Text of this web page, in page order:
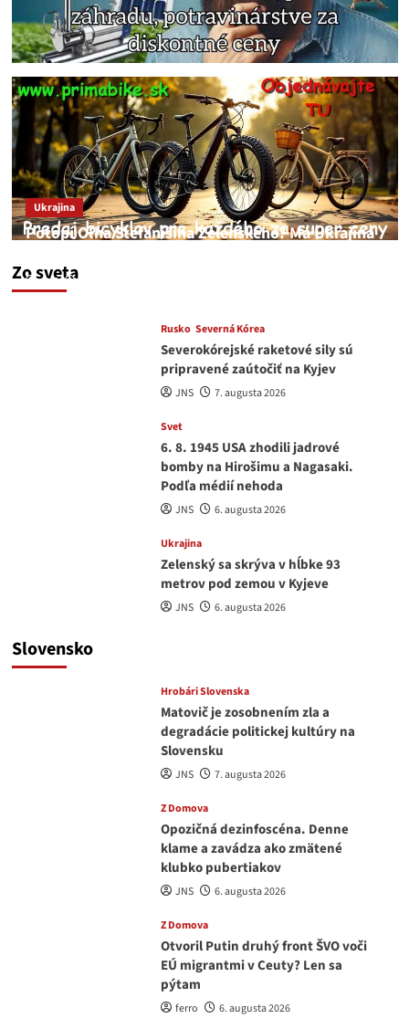
Zo sveta
Ukrajina
Potopí Oľha Stefanišina Zelenského? Má Ukrajina
JNS
Rusko Severná Kórea
Severokórejské raketové sily sú
pripravené zaútočiť na Kyjev
JNS 7. augusta 2026
Svet
6. 8. 1945 USA zhodili jadrové
bomby na Hirošimu a Nagasaki.
Podľa médií nehoda
JNS 6. augusta 2026
Ukrajina
Zelenský sa skrýva v hĺbke 93
metrov pod zemou v Kyjeve
JNS 6. augusta 2026
Slovensko
Hrobári Slovenska
Matovič je zosobnením zla a
degradácie politickej kultúry na
Slovensku
JNS 7. augusta 2026
Z Domova
Opozičná dezinfoscéna. Denne
klame a zavádza ako zmätené
klubko pubertiakov
JNS 6. augusta 2026
Z Domova
Otvoril Putin druhý front ŠVO voči
EÚ migrantmi v Ceuty? Len sa
pýtam
ferro 6. augusta 2026